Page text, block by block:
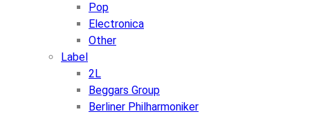
Pop
Electronica
Other
Label
2L
Beggars Group
Berliner Philharmoniker